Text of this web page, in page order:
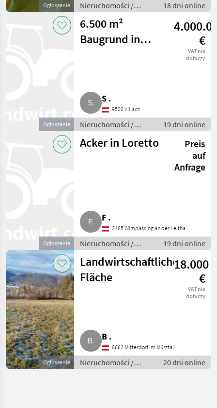
Ogłoszenie
Nieruchomości /
Działki
18 dni online
Ogłoszenie
6.500 m²
Baugrund in
€
VAT nie
dotyczy
S .
9500 Villach
Nieruchomości /
Działki
19 dni online
Ogłoszenie
Acker in Loretto
Preis
auf
Anfrage
F .
2485 Wimpassing an der Leitha
Nieruchomości /
Działki
19 dni online
Ogłoszenie
Landwirtschaftliche
Fläche
18.000
€
VAT nie
dotyczy
B .
8662 Mitterdorf im Mürztal
Nieruchomości /
Działki
20 dni online